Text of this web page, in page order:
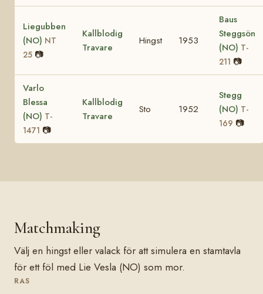
Liegubben
(NO) NT
25 📷
Kallblodig
Travare
Hingst 1953
Baus
Steggsön
(NO) T-
211 📷
Varlo
Blessa
(NO) T-
1471 📷
Kallblodig
Travare
Sto 1952
Stegg
(NO) T-
169 📷
Matchmaking
Välj en hingst eller valack för att simulera en stamtavla
för ett föl med Lie Vesla (NO) som mor.
RAS